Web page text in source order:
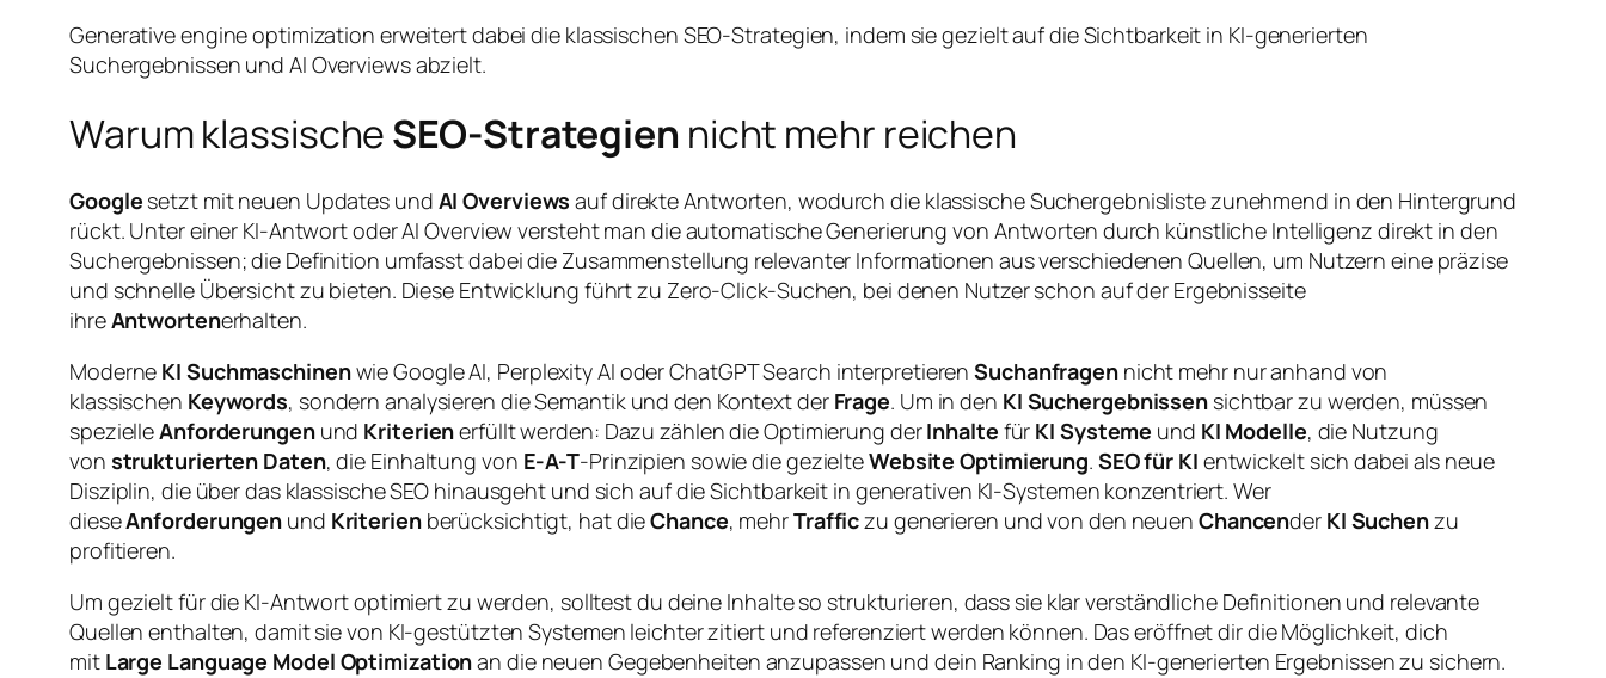
Generative engine optimization erweitert dabei die klassischen SEO-Strategien, indem sie gezielt auf die Sichtbarkeit in KI-generierten
Suchergebnissen und AI Overviews abzielt.
Warum klassischeSEO-Strategien nicht mehr reichen
Google setzt mit neuen Updates und AI Overviews auf direkte Antworten, wodurch die klassische Suchergebnisliste zunehmend in den Hintergrund
rückt. Unter einer KI-Antwort oder AI Overview versteht man die automatische Generierung von Antworten durch künstliche Intelligenz direkt in den
Suchergebnissen; die Definition umfasst dabei die Zusammenstellung relevanter Informationen aus verschiedenen Quellen, um Nutzern eine präzise
und schnelle Übersicht zu bieten. Diese Entwicklung führt zu Zero-Click-Suchen, bei denen Nutzer schon auf der Ergebnisseite
ihreAntwortenerhalten.
Moderne KI Suchmaschinenwie Google AI, Perplexity AI oder ChatGPT Search interpretierenSuchanfragennicht mehr nur anhand von
klassischen Keywords, sondern analysieren die Semantik und den Kontext der Frage. Um in den KI Suchergebnissen sichtbar zu werden, müssen
spezielleAnforderungenund Kriterienerfüllt werden: Dazu zählen die Optimierung derInhalte für KI Systeme und KI Modelle, die Nutzung
von strukturierten Daten, die Einhaltung von E-A-T-Prinzipien sowie die gezielteWebsite Optimierung. SEO für KI entwickelt sich dabei als neue
Disziplin, die über das klassische SEO hinausgeht und sich auf die Sichtbarkeit in generativen KI-Systemen konzentriert. Wer
dieseAnforderungen und Kriterienberücksichtigt, hat dieChance, mehrTrafficzu generieren und von den neuen Chancender KI Suchenzu
profitieren.
Um gezielt für die KI-Antwort optimiert zu werden, solltest du deine Inhalte so strukturieren, dass sie klar verständliche Definitionen und relevante
Quellen enthalten, damit sie von KI-gestützten Systemen leichter zitiert und referenziert werden können. Das eröffnet dir die Möglichkeit, dich
mit Large Language Model Optimizationan die neuen Gegebenheiten anzupassen und dein Ranking in den KI-generierten Ergebnissen zu sichern.